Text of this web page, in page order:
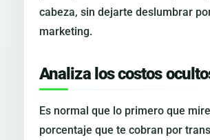
cabeza, sin dejarte deslumbrar
marketing.
Analiza los costos
Es normal que lo primero que
porcentaje que te cobran por